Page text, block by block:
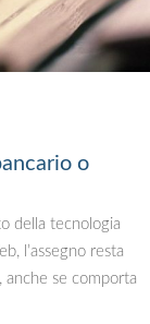
o
della tecnologia
l’assegno resta
se comporta